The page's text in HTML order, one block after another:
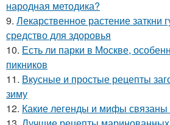
народная методика?
9. Лекарственное растение заткни
средство для здоровья
10. Есть ли парки в Москве,
пикников
11. Вкусные и простые рецепты
зиму
12. Какие легенды и мифы